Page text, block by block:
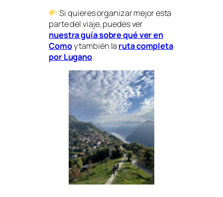
Si quieres organizar mejor esta
parte del viaje, puedes ver
nuestra guía sobre qué ver en
Comoy también la ruta completa
por Lugano.